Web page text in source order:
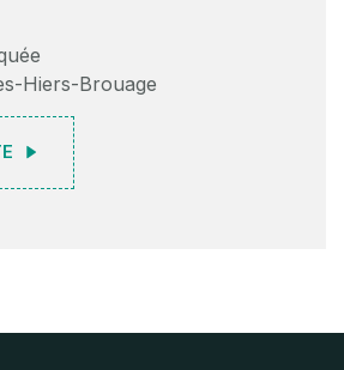
Hiers-Brouage